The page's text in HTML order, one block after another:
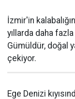
İzmir'in
yıllarda daha
Gümüldür, doğal
çekiyor.
Ege Denizi